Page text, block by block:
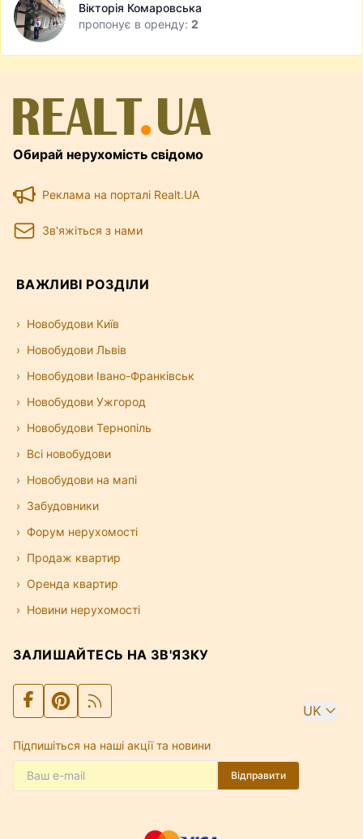
Вікторія Комаровська
пропонує в оренду: 2
Обирай нерухомість свідомо
Реклама на порталі Realt.UA
Зв'яжіться з нами
ВАЖЛИВІ РОЗДІЛИ
Новобудови Київ
Новобудови Львів
Новобудови Івано-Франківськ
Новобудови Ужгород
Новобудови Тернопіль
Всі новобудови
Новобудови на мапі
Забудовники
Форум нерухомості
Продаж квартир
Оренда квартир
Новини нерухомості
ЗАЛИШАЙТЕСЬ НА ЗВ'ЯЗКУ
UK
Підпишіться на наші акції та новини
Відправити